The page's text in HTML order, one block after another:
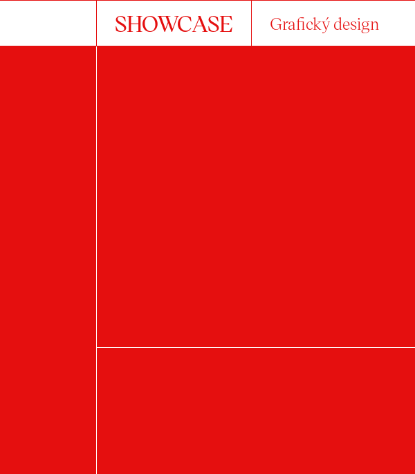
SHOWCASE Grafický design